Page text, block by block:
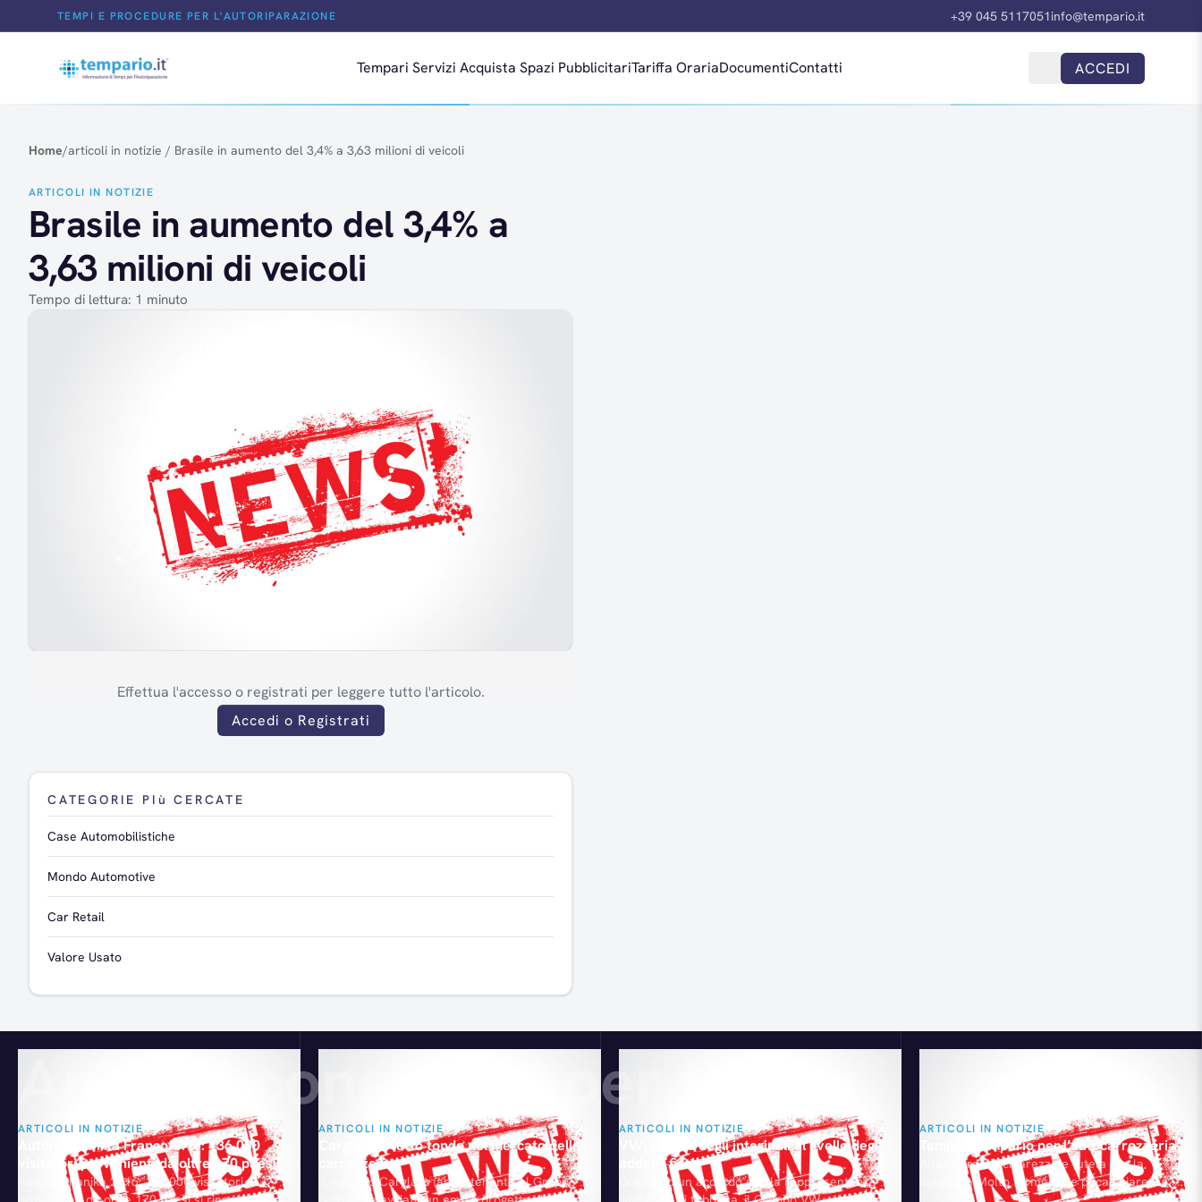
Salta al contenutoTEMPI E PROCEDURE PER L'AUTORIPARAZIONE +39 045 5117051info@tempario.it
Tempari Servizi Acquista Spazi PubblicitariTariffa OrariaDocumentiContatti ACCEDI
Home/articoli in notizie / Brasile in aumento del 3,4% a 3,63 milioni di veicoli
ARTICOLI IN NOTIZIE
Brasile in aumento del 3,4% a
3,63 milioni di veicoli
Tempo di lettura: 1 minuto
Effettua l'accesso o registrati per leggere tutto l'articolo.
Accedi o Registrati
CATEGORIE PIù CERCATE
Case Automobilistiche
Mondo Automotive
Car Retail
Valore Usato
Articoli consigliati per te
ARTICOLI IN NOTIZIE
Automechanika Francoforte: 136.000
visitatori provenienti da oltre 170 paesi
Automechanika 2016: 136.000 visitatori
ARTICOLI IN NOTIZIE
Carglass a tutto tondo nel mercato della
carrozzeria
ll marchio Carglass (appartenente al Gruppo
ARTICOLI IN NOTIZIE
VW: salario degli interinali al livello degli
addetti fissi
Grazie ad un accordo con la rappresentanza
ARTICOLI IN NOTIZIE
Tempi e Tempario per l’autocarrozzeria
Alla ricerca di chiarezza e tutela per la
categoria Molto fermento e poca chiarezza in